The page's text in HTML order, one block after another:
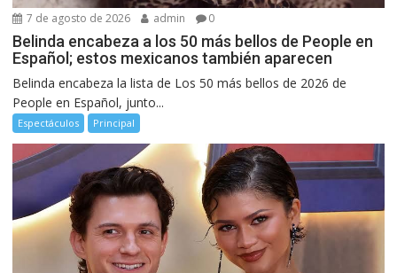
7 de agosto de 2026 admin 0
Belinda encabeza a los 50 más bellos de People en
Español; estos mexicanos también aparecen
Belinda encabeza la lista de Los 50 más bellos de 2026 de
People en Español, junto...
Espectáculos Principal